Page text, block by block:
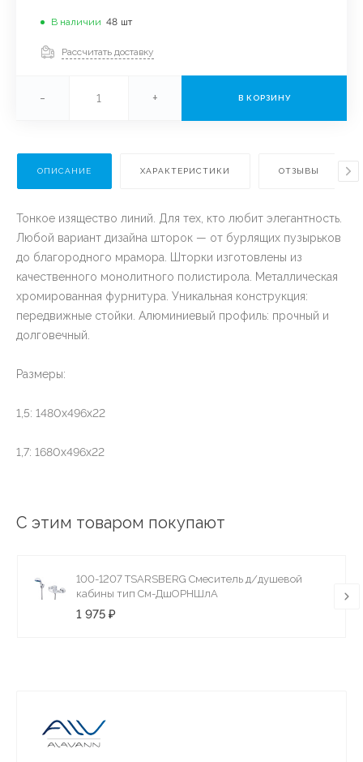
В наличии 48 шт
Рассчитать доставку
- + В КОРЗИНУ
ОПИСАНИЕ ХАРАКТЕРИСТИКИ ОТЗЫВЫ
Тонкое изящество линий. Для тех, кто любит элегантность.
Любой вариант дизайна шторок — от бурлящих пузырьков
до благородного мрамора. Шторки изготовлены из
качественного монолитного полистирола. Металлическая
хромированная фурнитура. Уникальная конструкция:
передвижные стойки. Алюминиевый профиль: прочный и
долговечный.
Размеры:
1,5: 1480х496х22
1,7: 1680х496х22
С этим товаром покупают
100-1207 TSARSBERG Смеситель д/душевой
кабины тип См-ДшОРНШлА
1 975 ₽